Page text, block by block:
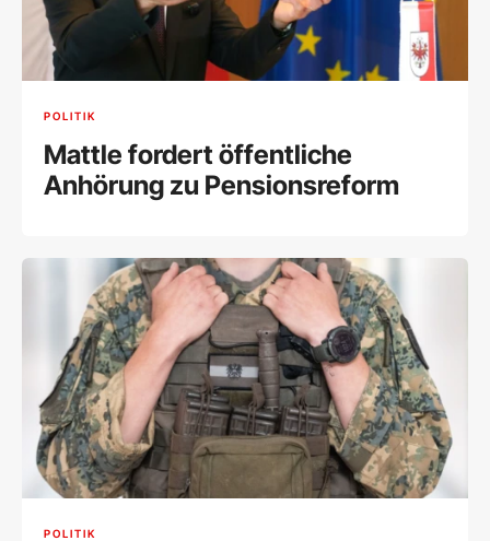
POLITIK
Mattle fordert öffentliche
Anhörung zu Pensionsreform
POLITIK